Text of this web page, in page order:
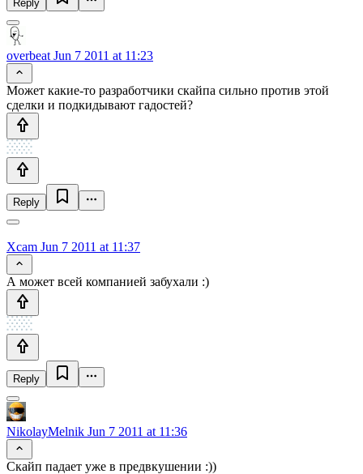
Reply
overbeat Jun 7 2011 at 11:23
Может какие-то разработчики скайпа сильно против этой
сделки и подкидывают гадостей?
Reply
Xcam Jun 7 2011 at 11:37
А может всей компанией забухали :)
Reply
NikolayMelnik Jun 7 2011 at 11:36
Скайп падает уже в предвкушении :))